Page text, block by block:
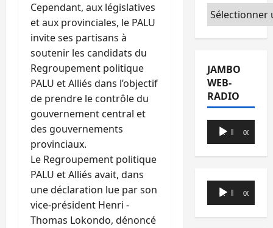
Cependant, aux législatives
et aux provinciales, le PALU
invite ses partisans à
soutenir les candidats du
Regroupement politique
PALU et Alliés dans l’objectif
de prendre le contrôle du
gouvernement central et
des gouvernements
provinciaux.
Le Regroupement politique
PALU et Alliés avait, dans
une déclaration lue par son
vice-président Henri -
Thomas Lokondo, dénoncé
Catégories
JAMBO
WEB-
RADIO
Lecteur
audio
00:00 00:00
Lecteur
audio
00:00 00:00